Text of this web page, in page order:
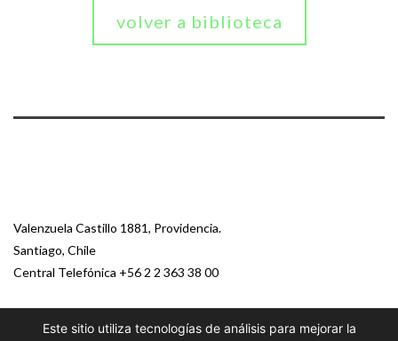
volver a biblioteca
Valenzuela Castillo 1881, Providencia.
Santiago, Chile
Central Telefónica +56 2 2 363 38 00
© 2026 Paz Ciudadana
Este sitio utiliza tecnologías de análisis para mejorar la